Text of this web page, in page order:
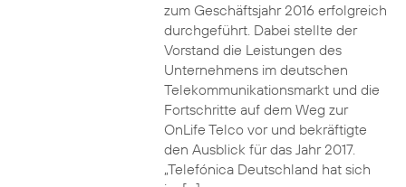
zum Geschäftsjahr 2016 erfolgreich
durchgeführt. Dabei stellte der
Vorstand die Leistungen des
Unternehmens im deutschen
Telekommunikationsmarkt und die
Fortschritte auf dem Weg zur
OnLife Telco vor und bekräftigte
den Ausblick für das Jahr 2017.
„Telefónica Deutschland hat sich